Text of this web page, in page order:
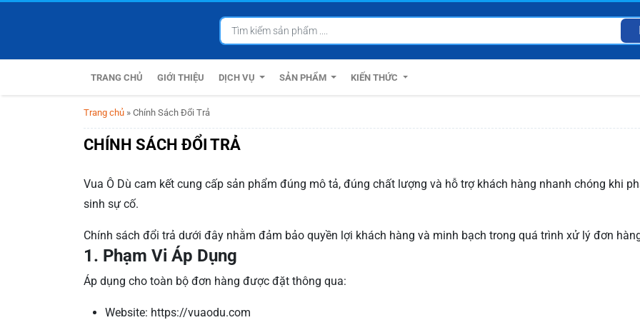
TRANG CHỦ GIỚI THIỆU DỊCH VỤ SẢN PHẨM KIẾN THỨC
Trang chủ » Chính Sách Đổi Trả
CHÍNH SÁCH ĐỔI TRẢ
Vua Ô Dù cam kết cung cấp sản phẩm đúng mô tả, đúng chất lượng và hỗ trợ khách hàng nhanh chóng khi
sinh sự cố.
Chính sách đổi trả dưới đây nhằm đảm bảo quyền lợi khách hàng và minh bạch trong quá trình xử lý đơn
1. Phạm Vi Áp Dụng
Áp dụng cho toàn bộ đơn hàng được đặt thông qua:
Website: https://vuaodu.com